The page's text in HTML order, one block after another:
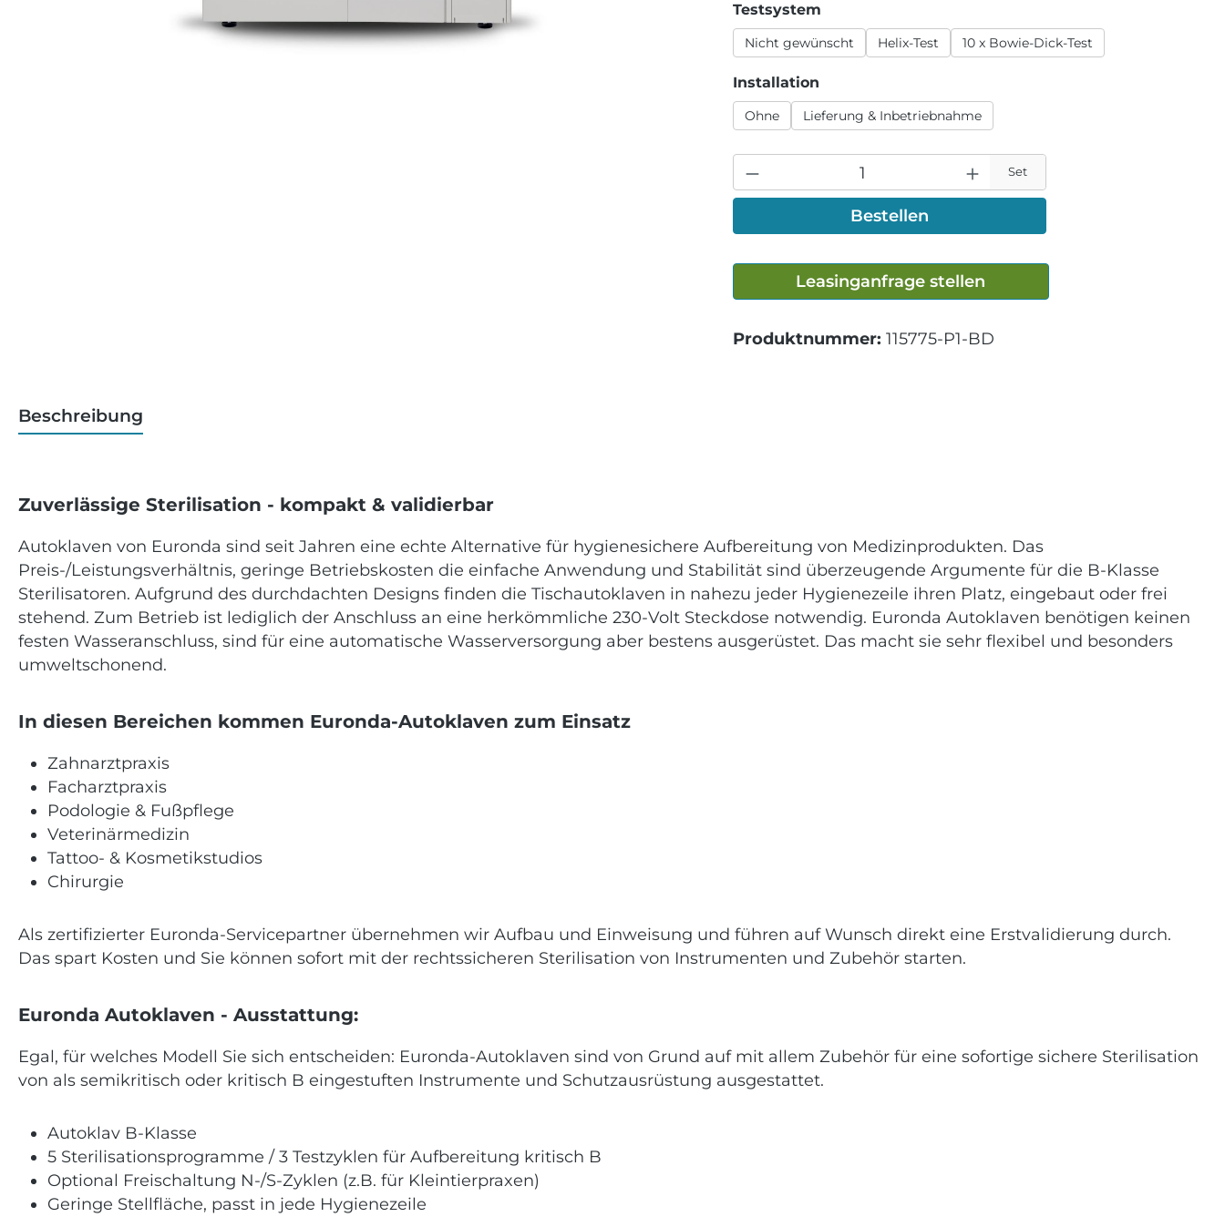
Testsystem
Nicht gewünscht Helix-Test 10 x Bowie-Dick-Test
Installation
Ohne Lieferung & Inbetriebnahme
Set
Bestellen
Leasinganfrage stellen
Produktnummer: 115775-P1-BD
Beschreibung
Zuverlässige Sterilisation - kompakt & validierbar
Autoklaven von Euronda sind seit Jahren eine echte Alternative für hygienesichere Aufbereitung von Medizinprodukten. Das
Preis-/Leistungsverhältnis, geringe Betriebskosten die einfache Anwendung und Stabilität sind überzeugende Argumente für die B-Klasse
Sterilisatoren. Aufgrund des durchdachten Designs finden die Tischautoklaven in nahezu jeder Hygienezeile ihren Platz, eingebaut oder frei
stehend. Zum Betrieb ist lediglich der Anschluss an eine herkömmliche 230-Volt Steckdose notwendig. Euronda Autoklaven benötigen keinen
festen Wasseranschluss, sind für eine automatische Wasserversorgung aber bestens ausgerüstet. Das macht sie sehr flexibel und besonders
umweltschonend.
In diesen Bereichen kommen Euronda-Autoklaven zum Einsatz
Zahnarztpraxis
Facharztpraxis
Podologie & Fußpflege
Veterinärmedizin
Tattoo- & Kosmetikstudios
Chirurgie
Als zertifizierter Euronda-Servicepartner übernehmen wir Aufbau und Einweisung und führen auf Wunsch direkt eine Erstvalidierung durch.
Das spart Kosten und Sie können sofort mit der rechtssicheren Sterilisation von Instrumenten und Zubehör starten.
Euronda Autoklaven - Ausstattung:
Egal, für welches Modell Sie sich entscheiden: Euronda-Autoklaven sind von Grund auf mit allem Zubehör für eine sofortige sichere Sterilisation
von als semikritisch oder kritisch B eingestuften Instrumente und Schutzausrüstung ausgestattet.
Autoklav B-Klasse
5 Sterilisationsprogramme / 3 Testzyklen für Aufbereitung kritisch B
Optional Freischaltung N-/S-Zyklen (z.B. für Kleintierpraxen)
Geringe Stellfläche, passt in jede Hygienezeile